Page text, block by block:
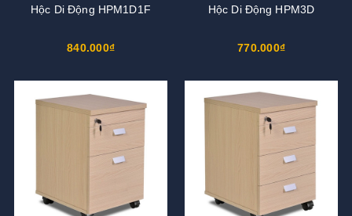
Hộc Di Động HPM1D1F
840.000₫
Hộc Di Động HPM3D
770.000₫